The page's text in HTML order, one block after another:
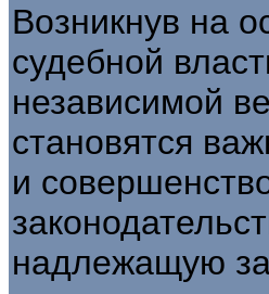
Возникнув на
судебной
независимой
становятся
и
надлежащую